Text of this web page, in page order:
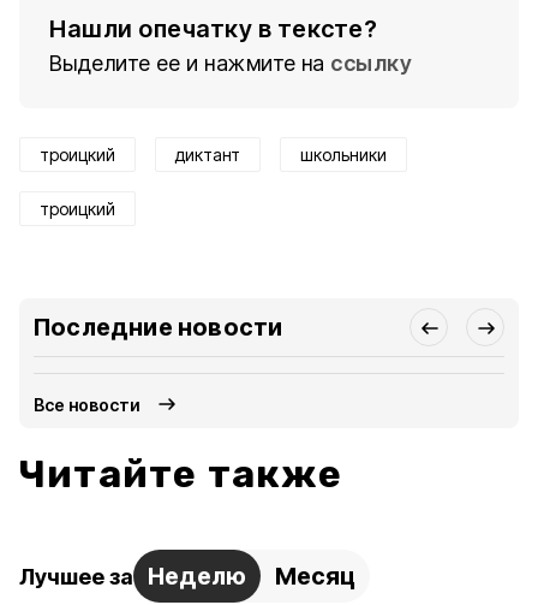
Нашли опечатку в тексте?
Выделите ее и нажмите на ссылку
троицкий диктант школьники
троицкий
Последние новости
Все новости
Читайте также
Лучшее за Неделю Месяц